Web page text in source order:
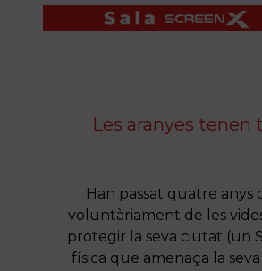
Les aranyes tenen
Han passat quatre
voluntàriament de les
protegir la seva ciutat (un
física que amenaça la